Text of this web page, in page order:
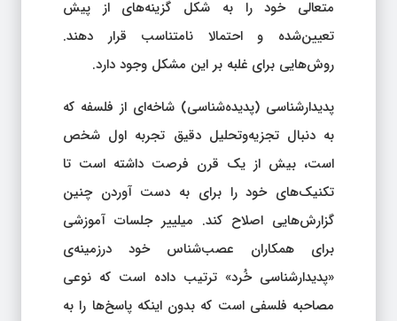
متعالی خود را به شکل گزینه‌های از پیش
تعیین‌شده و احتمالا نامتناسب قرار دهند.
روش‌هایی برای غلبه بر این مشکل وجود دارد.
پدیدارشناسی (پدیده‌شناسی) شاخه‌ای از فلسفه که
به دنبال تجزیه‌وتحلیل دقیق تجربه اول شخص
است، بیش از یک قرن فرصت داشته است تا
تکنیک‌های خود را برای به دست آوردن چنین
گزارش‌هایی اصلاح کند. میلییر جلسات آموزشی
برای همکاران عصب‌شناس خود درزمینه‌ی
«پدیدارشناسی خُرد» ترتیب داده است که نوعی
مصاحبه فلسفی است که بدون اینکه پاسخ‌ها را به